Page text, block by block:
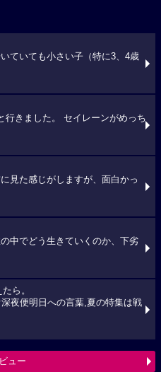
ていても小さい子（特に3、4歳
行きました。 セイレーンがめっち
見た感じがしますが、面白かっ
中でどう生きていくのか、下劣
ら。
深夜便明日への言葉,夏の特集は戦
ュー